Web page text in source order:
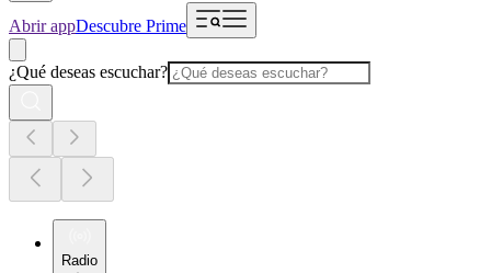
Abrir appDescubre Prime
¿Qué deseas escuchar?
Radio